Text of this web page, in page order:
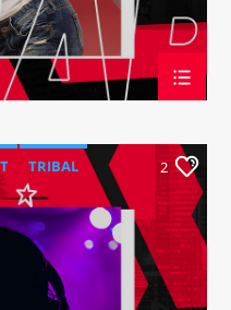
TRIBAL 2